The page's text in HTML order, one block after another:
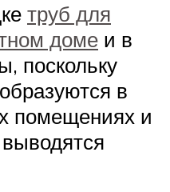
труб для
доме и в
поскольку
в
помещениях и
выводятся